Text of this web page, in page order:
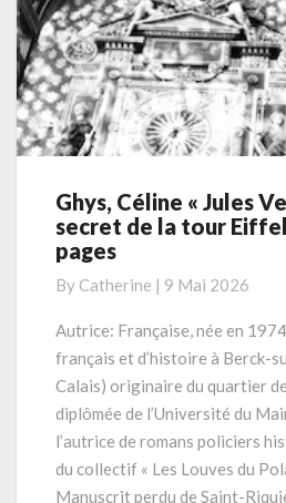
Ghys,
Céline
« Jules
et
le
de
la
tour
Eiffel »
(2026)
320
Ghys, Céline « Jules
secret de la tour
pages
By Catherine | 9 Mai 2026
Autrice: Française, née en
français et d’histoire à Berck-
Calais) originaire du quartier
diplômée de l’Université du
l’autrice de romans policiers
du collectif « Les Louves du
Manuscrit perdu de Saint-